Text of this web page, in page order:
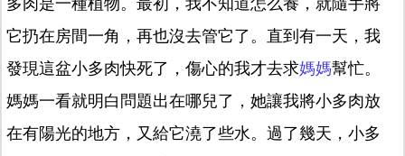
多肉是一種植物。最初，我不知道怎么養，就隨手將
它扔在房間一角，再也沒去管它了。直到有一天，我
發現這盆小多肉快死了，傷心的我才去求媽媽幫忙。
媽媽一看就明白問題出在哪兒了，她讓我將小多肉放
在有陽光的地方，又給它澆了些水。過了幾天，小多